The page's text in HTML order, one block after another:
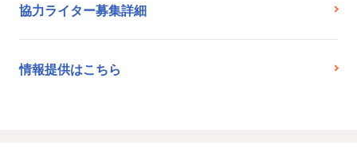
協力ライター募集詳細
情報提供はこちら